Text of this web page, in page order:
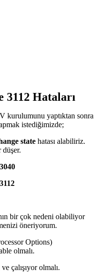
3112 Hataları
kurulumunu yaptıktan sonra
istediğimizde;
state hatası alabiliriz.
düşer.
bir çok nedeni olabiliyor
öneriyorum.
Options)
olmalı.
çalışıyor olmalı.